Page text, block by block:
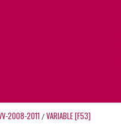
2008-2011 / VARIABLE [F53]